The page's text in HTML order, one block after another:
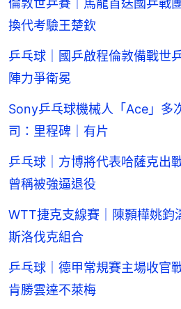
倫敦世乒賽｜馬龍首送國乒戰
換代考驗王楚欽
乒乓球｜國乒啟程倫敦備戰世
陣力爭衛冕
Sony乒乓球機械人「Ace」
司：里程碑｜有片
乒乓球｜方博將代表哈薩克
曾稱被強逼退役
WTT捷克支線賽｜陳顥樺姚
斯洛伐克組合
乒乓球｜德甲常規賽主場收官
肯勝雲達不萊梅